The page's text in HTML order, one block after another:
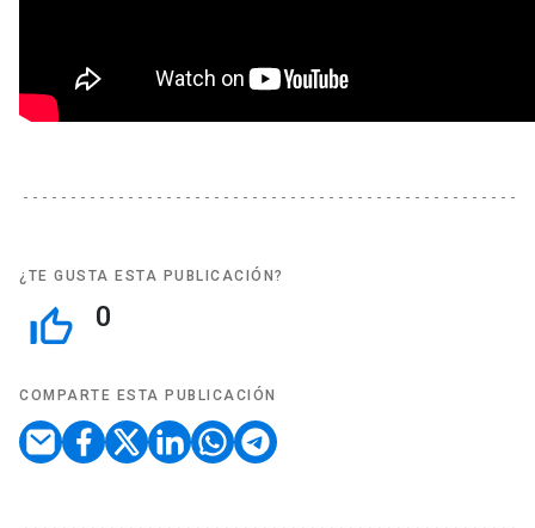
¿TE GUSTA ESTA PUBLICACIÓN?
thumb_up_off_alt 0
COMPARTE ESTA PUBLICACIÓN